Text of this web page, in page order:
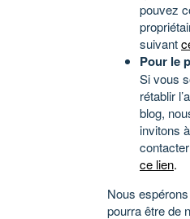
pouvez
suivant
Pour le
Si vous
rétablir
blog,
invitons
ce lien.
Nous
pourra être de